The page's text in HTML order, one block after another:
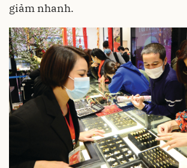
giảm nhanh.